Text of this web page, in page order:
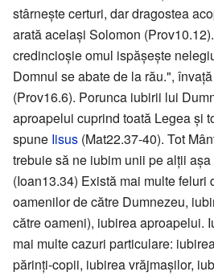
stârnește certuri, dar dragostea
arată același Solomon
credincioșie omul ispășește
Domnul se abate de la rău.",
(Prov16.6). Porunca iubirii lui
aproapelui cuprind toată Legea și
spune Iisus (Mat22.37-40). Tot
trebuie să ne iubim unii pe alții
(Ioan13.34) Există mai multe feluri
oamenilor de către Dumnezeu,
către oameni), iubirea aproapelui.
mai multe cazuri particulare:
părinți-copii, iubirea vrăjmașilor,